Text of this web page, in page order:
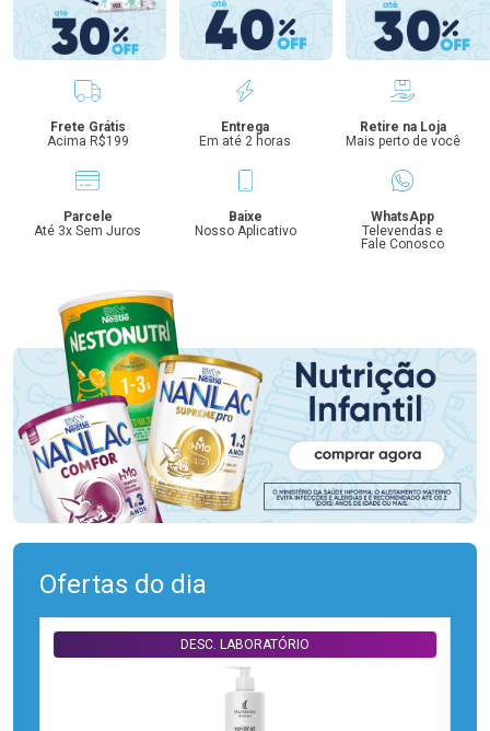
Benefícios
Frete Grátis
Acima R$199
Entrega
Em até 2 horas
Retire na Loja
Mais perto de você
Parcele
Até 3x Sem Juros
Baixe
Nosso Aplicativo
WhatsApp
Televendas e
Fale Conosco
Ofertas do dia
DESC. LABORATÓRIO